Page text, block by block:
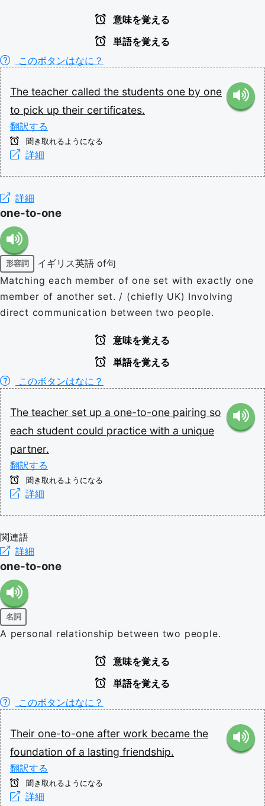
意味を覚える
単語を覚える
このボタンはなに？
The teacher called the students one by one
to pick up their certificates.
翻訳する
聞き取れるようになる
詳細
詳細
one-to-one
形容詞 イギリス英語 of句
Matching each member of one set with exactly one
member of another set. / (chiefly UK) Involving
direct communication between two people.
意味を覚える
単語を覚える
このボタンはなに？
The teacher set up a one-to-one pairing so
each student could practice with a unique
partner.
翻訳する
聞き取れるようになる
詳細
関連語
詳細
one-to-one
名詞
A personal relationship between two people.
意味を覚える
単語を覚える
このボタンはなに？
Their one-to-one after work became the
foundation of a lasting friendship.
翻訳する
聞き取れるようになる
詳細